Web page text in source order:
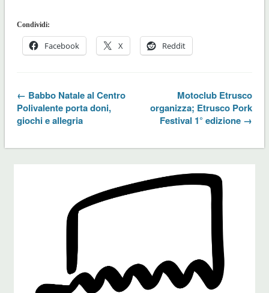
Condividi:
Facebook X Reddit
← Babbo Natale al Centro
Polivalente porta doni,
giochi e allegria
Motoclub Etrusco
organizza; Etrusco Pork
Festival 1° edizione →